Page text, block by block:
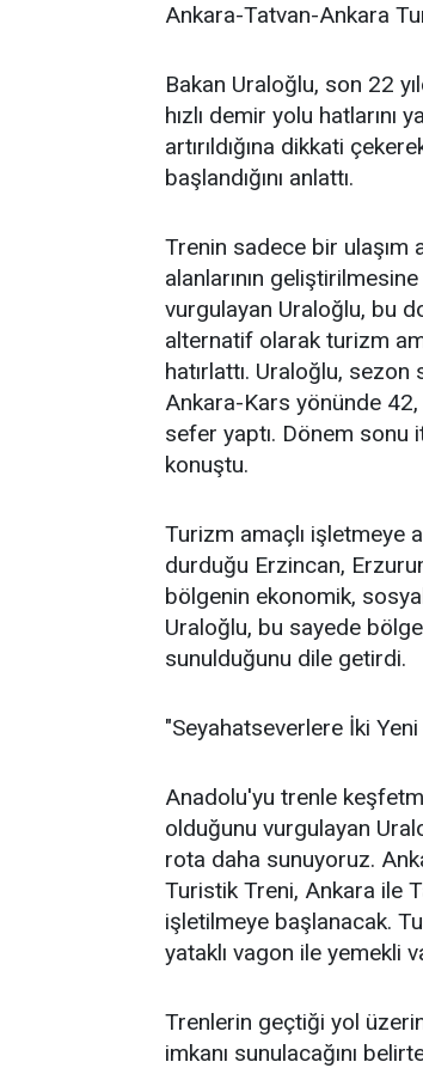
Ankara-Tatvan-Ankara
Bakan Uraloğlu, son 22
hızlı demir yolu hatlarını
artırıldığına dikkati
başlandığını anlattı.
Trenin sadece bir ulaşım
alanlarının
vurgulayan Uraloğlu, bu
alternatif olarak turizm
hatırlattı. Uraloğlu,
Ankara-Kars yönünde
sefer yaptı. Dönem sonu
konuştu.
Turizm amaçlı işletmeye
durduğu Erzincan,
bölgenin ekonomik,
Uraloğlu, bu sayede
sunulduğunu dile getirdi.
"Seyahatseverlere İki
Anadolu'yu trenle
olduğunu vurgulayan
rota daha sunuyoruz.
Turistik Treni, Ankara ile
işletilmeye başlanacak.
yataklı vagon ile yemekli
Trenlerin geçtiği yol
imkanı sunulacağını